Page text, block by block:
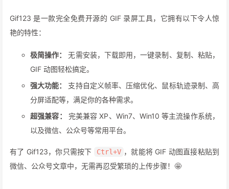
Gif123 是一款完全免费开源的 GIF 录屏工具，它拥有以下令人惊
艳的特性：
极简操作：
无需安装，下载即用，一键录制、复制、粘贴，
GIF 动图轻松搞定。
强大功能：
支持自定义帧率、压缩优化、鼠标轨迹录制、高
分屏适配等，满足你的各种需求。
超强兼容：
完美兼容 XP、Win7、Win10 等主流操作系统，
以及微信、公众号等常用平台。
有了 Gif123，你只需按下 Ctrl+V ，就能将 GIF 动图直接粘贴到
微信、公众号文章中，无需再忍受繁琐的上传步骤！🤩